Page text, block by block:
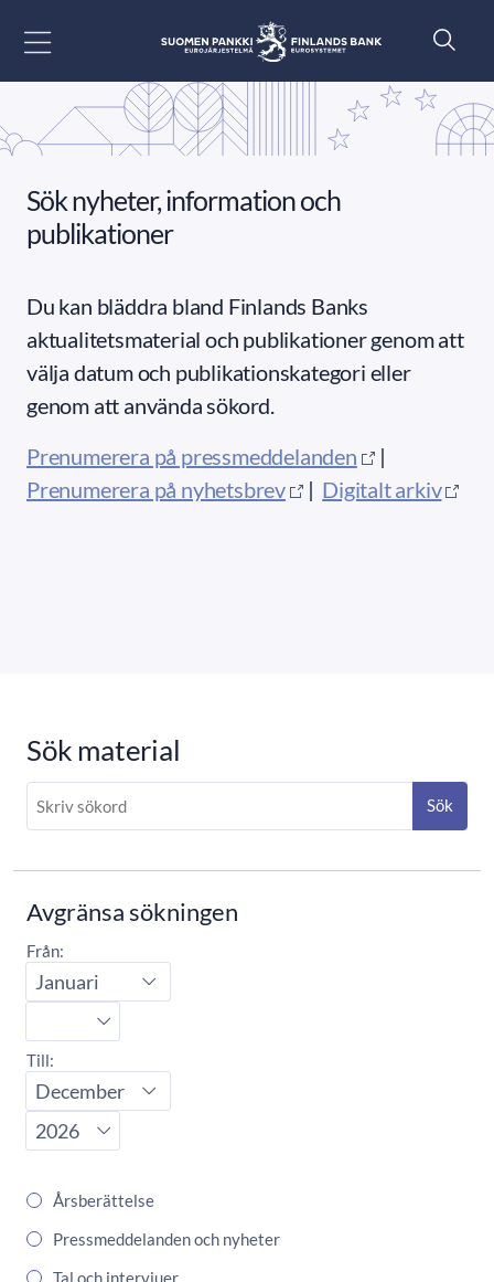
Sök nyheter, information och
publikationer
Du kan bläddra bland Finlands Banks
aktualitetsmaterial och publikationer genom att
välja datum och publikationskategori eller
genom att använda sökord.
Prenumerera på pressmeddelanden
|
Prenumerera på nyhetsbrev
| Digitalt arkiv
Sök material
Sök
Avgränsa sökningen
Från:
Startmånad
Startår
Till:
Slutmånad
Slutår
Årsberättelse
Pressmeddelanden och nyheter
Tal och intervjuer